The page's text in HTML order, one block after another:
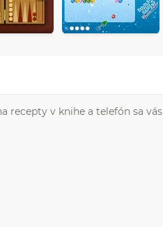
recepty v knihe a telefón sa vás